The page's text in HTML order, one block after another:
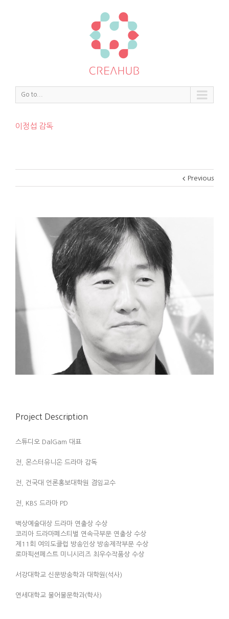
Go to...
이정섭 감독
Previous
Project Description
스튜디오 DalGam 대표
전, 몬스터유니온 드라마 감독
전, 건국대 언론홍보대학원 겸임교수
전, KBS 드라마 PD
백상예술대상 드라마 연출상 수상
코리아 드라마페스티벌 연속극부문 연출상 수상
제11회 여의도클럽 방송인상 방송제작부문 수상
로마픽션페스트 미니시리즈 최우수작품상 수상
서강대학교 신문방송학과 대학원(석사)
연세대학교 불어불문학과(학사)